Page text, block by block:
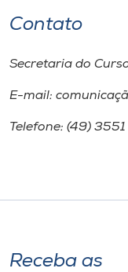
Contato
Secretaria do
E-mail:
Telefone: (49)
Receba as